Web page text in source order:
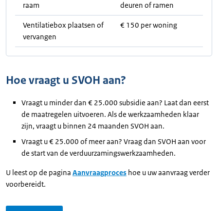
raam
deuren of ramen
Ventilatiebox plaatsen of
vervangen
€ 150 per woning
Hoe vraagt u SVOH aan?
Vraagt u minder dan € 25.000 subsidie aan? Laat dan eerst
de maatregelen uitvoeren. Als de werkzaamheden klaar
zijn, vraagt u binnen 24 maanden SVOH aan.
Vraagt u € 25.000 of meer aan? Vraag dan SVOH aan voor
de start van de verduurzamingswerkzaamheden.
U leest op de pagina Aanvraagproces hoe u uw aanvraag verder
voorbereidt.